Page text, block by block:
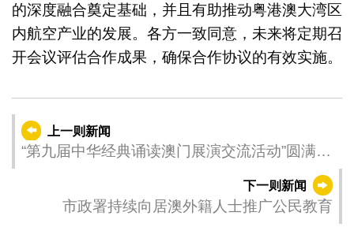
的深度融合奠定基础，并且有助推动粤港澳大湾区
内航空产业的发展。各方一致同意，未来将定期召
开会议评估合作成果，确保合作协议的有效实施。
上一则新闻
“第九届中华经典诵读澳门展演交流活动”圆满举
下一则新闻
市政署持续向居澳外籍人士推广公民教育